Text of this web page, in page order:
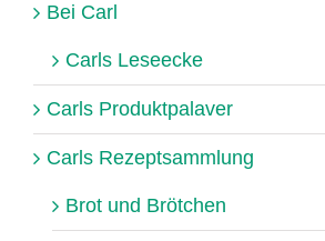
Bei Carl
Carls Leseecke
Carls Produktpalaver
Carls Rezeptsammlung
Brot und Brötchen